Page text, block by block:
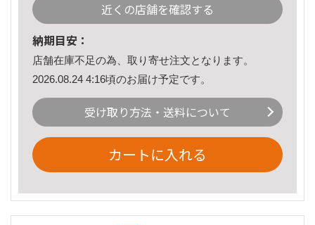
近くの店舗を確認する
納期目安：
店舗在庫不足の為、取り寄せ注文となります。
2026.08.24 4:16頃のお届け予定です。
受け取り方法・送料について
カートに入れる